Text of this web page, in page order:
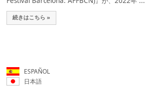
続きはこちら »
ESPAÑOL
日本語